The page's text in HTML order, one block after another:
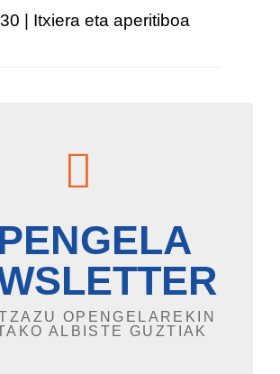
| Itxiera eta aperitiboa
OPENGELAREKIN
ALBISTE GUZTIAK